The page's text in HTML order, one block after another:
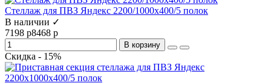
Стеллаж для ПВЗ Яндекс 2200/1000x400/5 полок
В наличии ✓
7198 р8468 р
В корзину
Скидка - 15%